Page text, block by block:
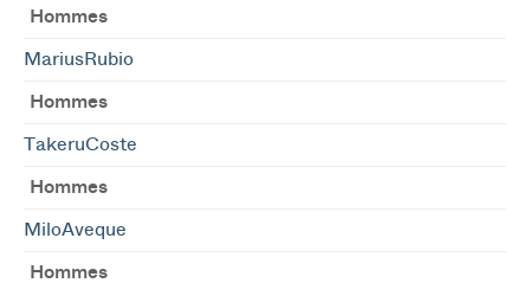
Hommes
MariusRubio
Hommes
TakeruCoste
Hommes
MiloAveque
Hommes